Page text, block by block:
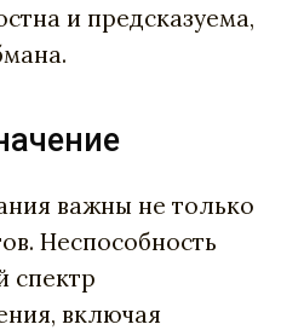
и предсказуема,
важны не только
Неспособность
спектр
включая